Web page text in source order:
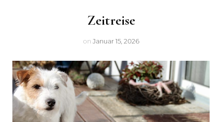
Zeitreise
on Januar 15, 2026